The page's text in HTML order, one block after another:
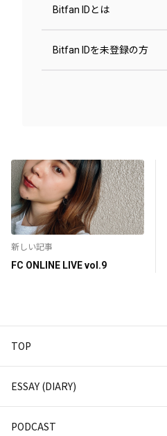
Bitfan IDとは
Bitfan IDを未登録の方
新しい記事
FC ONLINE LIVE vol.9
TOP
ESSAY (DIARY)
PODCAST